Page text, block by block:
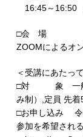
16:45～16:50
□会 場
ZOOMによるオ
＜受講にあたっ
□対 象 一般会
み制）,定員 先着
□お申し込み 令
参加を希望され